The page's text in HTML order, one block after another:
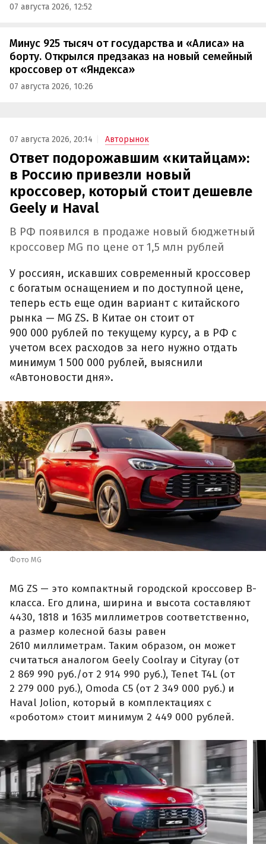
07 августа 2026, 12:52
Минус 925 тысяч от государства и «Алиса» на
борту. Открылся предзаказ на новый семейный
кроссовер от «Яндекса»
07 августа 2026, 10:26
07 августа 2026, 20:14 Авторынок
Ответ подорожавшим «китайцам»:
в Россию привезли новый
кроссовер, который стоит дешевле
Geely и Haval
В РФ появился в продаже новый бюджетный
кроссовер MG по цене от 1,5 млн рублей
У россиян, искавших современный кроссовер
с богатым оснащением и по доступной цене,
теперь есть еще один вариант с китайского
рынка — MG ZS. В Китае он стоит от
900 000 рублей по текущему курсу, а в РФ с
учетом всех расходов за него нужно отдать
минимум 1 500 000 рублей, выяснили
«Автоновости дня».
Фото MG
MG ZS — это компактный городской кроссовер B-
класса. Его длина, ширина и высота составляют
4430, 1818 и 1635 миллиметров соответственно,
а размер колесной базы равен
2610 миллиметрам. Таким образом, он может
считаться аналогом Geely Coolray и Cityray (от
2 869 990 руб./от 2 914 990 руб.), Tenet T4L (от
2 279 000 руб.), Omoda C5 (от 2 349 000 руб.) и
Haval Jolion, который в комплектациях с
«роботом» стоит минимум 2 449 000 рублей.